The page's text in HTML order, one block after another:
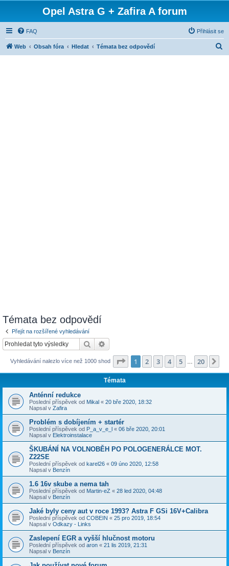
Opel Astra G + Zafira A forum
FAQ Přihlásit se
Web Obsah fóra Hledat Témata bez odpovědí
Témata bez odpovědí
Přejít na rozšířené vyhledávání
Hledat
Vyhledávání nalezlo více než 1000 shod Stránka z 20
1 2 3 4 5 20
Témata
Anténní redukce
Poslední příspěvek od Mikal « 20 bře 2020, 18:32
Napsal v Zafira
Problém s dobíjením + startér
Poslední příspěvek od P_a_v_e_l « 06 bře 2020, 20:01
Napsal v Elektroinstalace
ŠKUBÁNÍ NA VOLNOBĚH PO POLOGENERÁLCE MOT.
Z22SE
Poslední příspěvek od karel26 « 09 úno 2020, 12:58
Napsal v Benzín
1.6 16v skube a nema tah
Poslední příspěvek od Martin-eZ « 28 led 2020, 04:48
Napsal v Benzín
Jaké byly ceny aut v roce 1993? Astra F GSi 16V+Calibra
Poslední příspěvek od COBEIN « 25 pro 2019, 18:54
Napsal v Odkazy - Links
Zaslepení EGR a vyšší hlučnost motoru
Poslední příspěvek od aron « 21 lis 2019, 21:31
Napsal v Benzín